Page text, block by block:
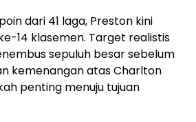
dari 41 laga, Preston kini
14 klasemen. Target realistis
sepuluh besar sebelum
kemenangan atas Charlton
penting menuju tujuan